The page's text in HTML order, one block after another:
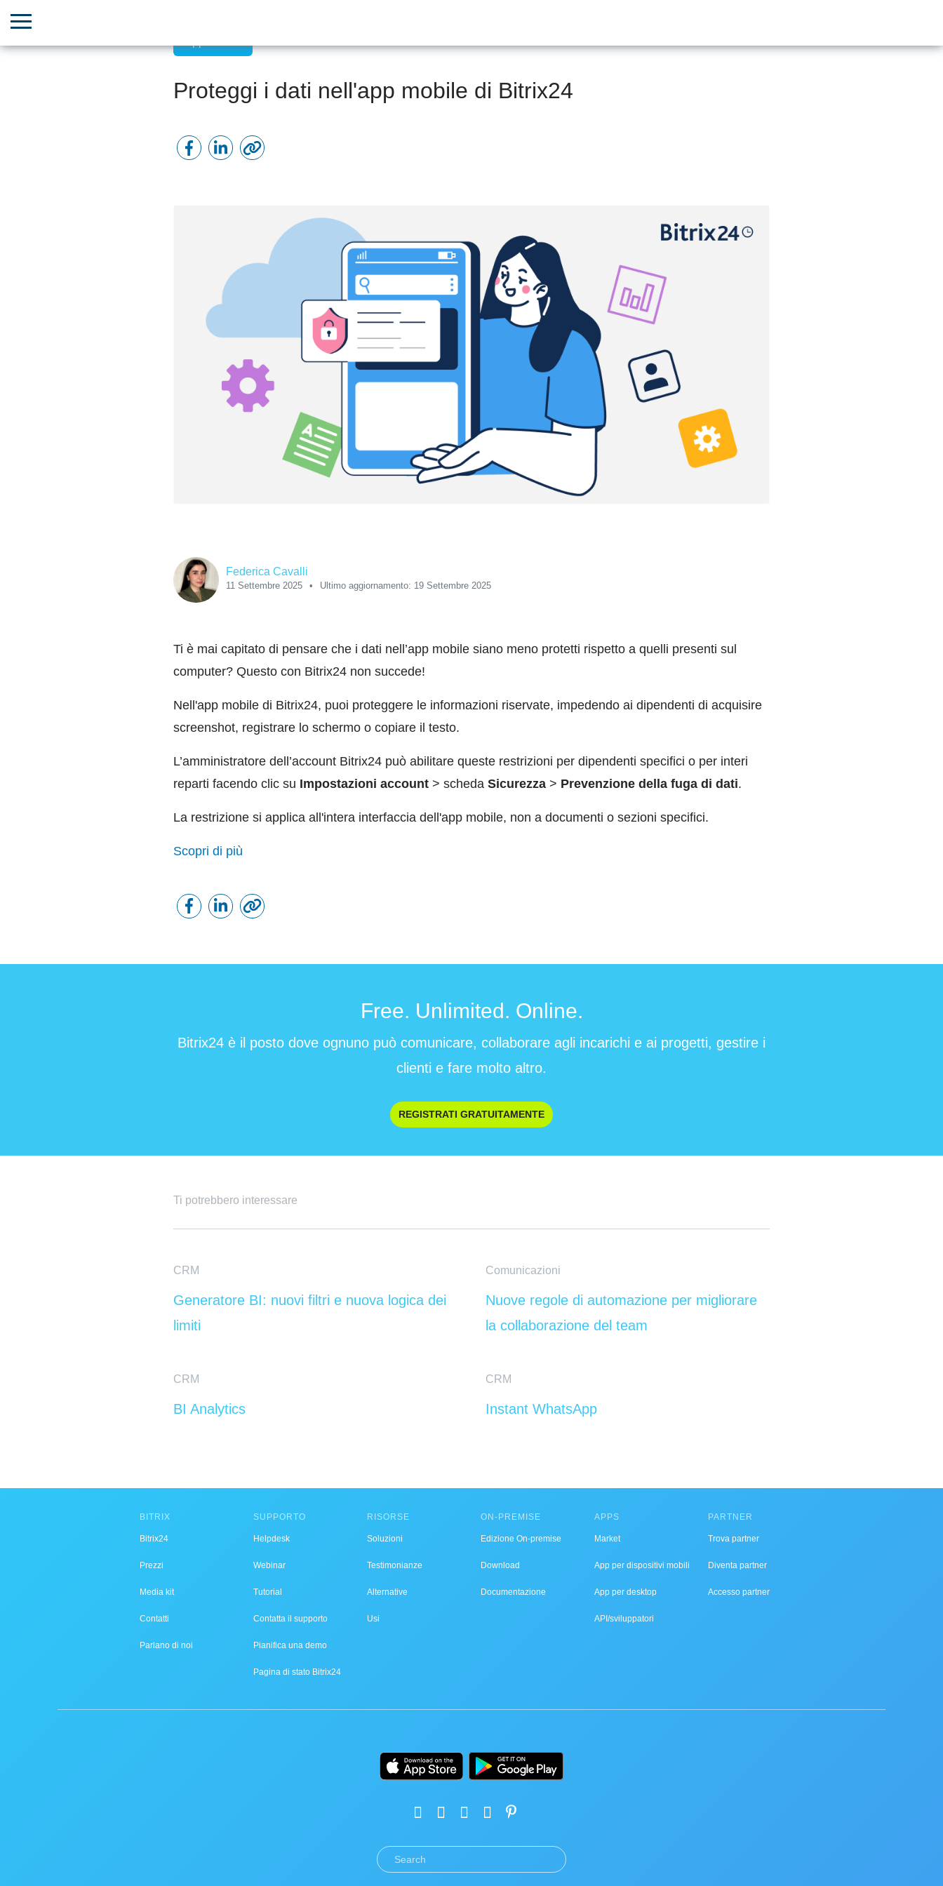
Proteggi i dati nell'app mobile di Bitrix24
Federica Cavalli
11 Settembre 2025 Ultimo aggiornamento: 19 Settembre 2025
Ti è mai capitato di pensare che i dati nell’app mobile siano meno protetti rispetto a quelli presenti sul
computer? Questo con Bitrix24 non succede!
Nell'app mobile di Bitrix24, puoi proteggere le informazioni riservate, impedendo ai dipendenti di acquisire
screenshot, registrare lo schermo o copiare il testo.
L’amministratore dell’account Bitrix24 può abilitare queste restrizioni per dipendenti specifici o per interi
reparti facendo clic su Impostazioni account > scheda Sicurezza > Prevenzione della fuga di dati.
La restrizione si applica all'intera interfaccia dell'app mobile, non a documenti o sezioni specifici.
Scopri di più
Free. Unlimited. Online.
Bitrix24 è il posto dove ognuno può comunicare, collaborare agli incarichi e ai progetti, gestire i
clienti e fare molto altro.
REGISTRATI GRATUITAMENTE
Ti potrebbero interessare
CRM
Generatore BI: nuovi filtri e nuova logica dei
limiti
Comunicazioni
Nuove regole di automazione per migliorare
la collaborazione del team
CRM
BI Analytics
CRM
Instant WhatsApp
BITRIX
Bitrix24
Prezzi
Media kit
Contatti
Parlano di noi
SUPPORTO
Helpdesk
Webinar
Tutorial
Contatta il supporto
Pianifica una demo
Pagina di stato Bitrix24
RISORSE
Soluzioni
Testimonianze
Alternative
Usi
ON-PREMISE
Edizione On-premise
Download
Documentazione
APPS
Market
App per dispositivi mobili
App per desktop
API/sviluppatori
PARTNER
Trova partner
Diventa partner
Accesso partner